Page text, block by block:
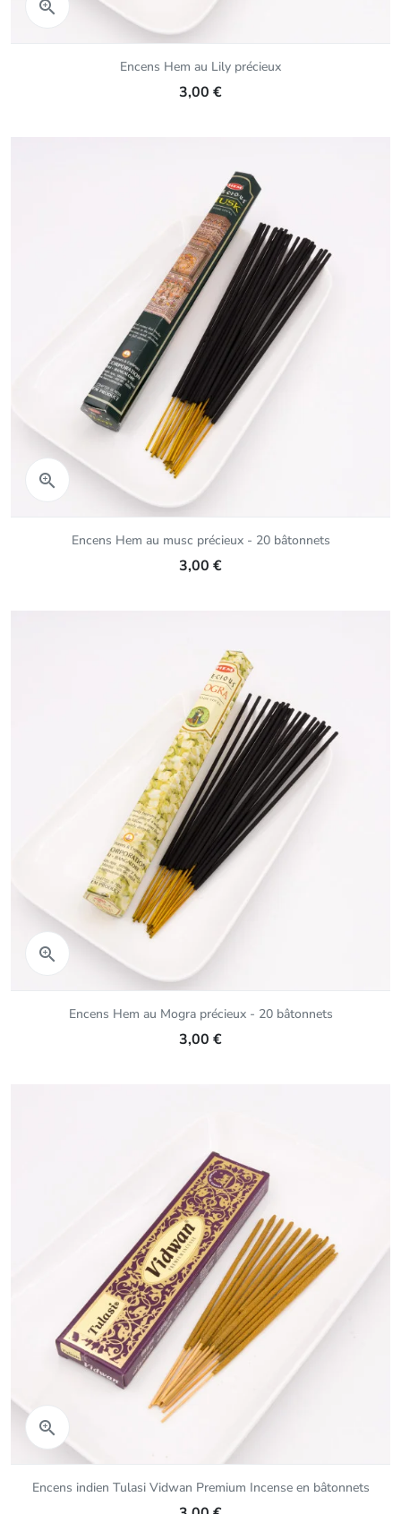
 Aperçu rapide
Encens Hem au Lily précieux
3,00 €
 Aperçu rapide
Encens Hem au musc précieux - 20 bâtonnets
3,00 €
 Aperçu rapide
Encens Hem au Mogra précieux - 20 bâtonnets
3,00 €

Encens indien Tulasi Vidwan Premium Incense en bâtonnets